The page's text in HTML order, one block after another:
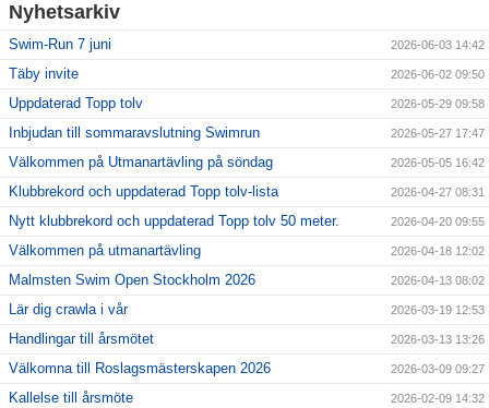
Nyhetsarkiv
Swim-Run 7 juni 2026-06-03 14:42
Täby invite 2026-06-02 09:50
Uppdaterad Topp tolv 2026-05-29 09:58
Inbjudan till sommaravslutning Swimrun 2026-05-27 17:47
Välkommen på Utmanartävling på söndag 2026-05-05 16:42
Klubbrekord och uppdaterad Topp tolv-lista 2026-04-27 08:31
Nytt klubbrekord och uppdaterad Topp tolv 50 meter. 2026-04-20 09:55
Välkommen på utmanartävling 2026-04-18 12:02
Malmsten Swim Open Stockholm 2026 2026-04-13 08:02
Lär dig crawla i vår 2026-03-19 12:53
Handlingar till årsmötet 2026-03-13 13:26
Välkomna till Roslagsmästerskapen 2026 2026-03-09 09:27
Kallelse till årsmöte 2026-02-09 14:32